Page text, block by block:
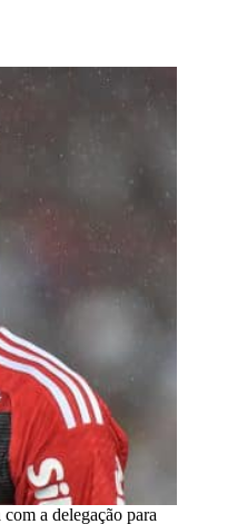
a delegação para